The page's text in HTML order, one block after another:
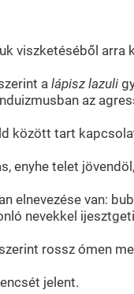
viszketéséből arra
a lápisz lazuli
az
között tart
enyhe telet
elnevezése van:
nevekkel
rossz ómen
jelent.